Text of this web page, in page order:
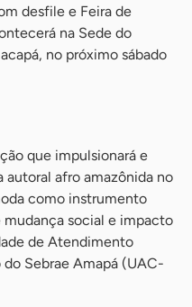
desfile e Feira de
na Sede do
no próximo sábado
que impulsionará e
afro amazônida no
como instrumento
social e impacto
de Atendimento
Sebrae Amapá (UAC-